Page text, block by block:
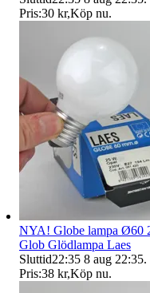
Pris:30 kr,Köp nu.
NYA! Globe lampa Ø60
Glob Glödlampa Laes
Sluttid22:35 8 aug 22:35.
Pris:38 kr,Köp nu.